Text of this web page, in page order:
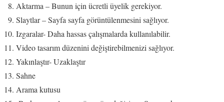
Aktarma – Bunun için ücretli üyelik gerekiyor.
Slaytlar – Sayfa sayfa görüntülenmesini sağlıyor.
Izgaralar- Daha hassas çalışmalarda kullanılabilir.
Video tasarım düzenini değiştirebilmenizi sağlıyor.
Yakınlaştır- Uzaklaştır
Sahne
Arama kutusu